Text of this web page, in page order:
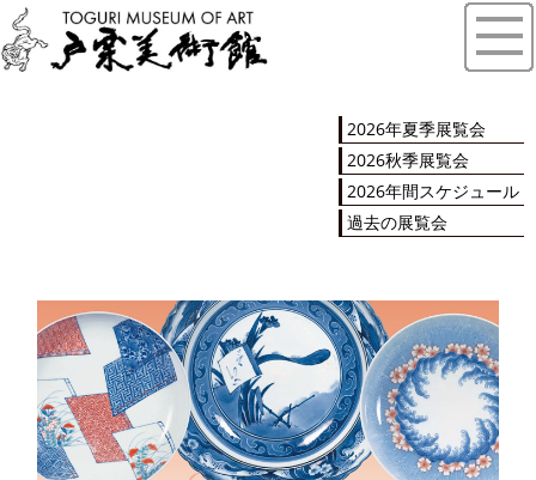
2026年夏季展覧会
2026秋季展覧会
2026年間スケジュール
過去の展覧会